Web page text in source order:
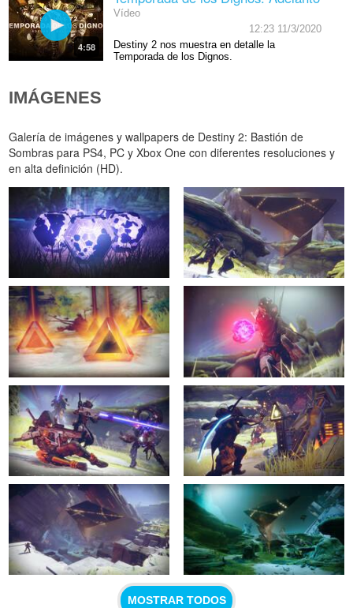
4:58
Vídeo
12:23 11/3/2020
Destiny 2 nos muestra en detalle la
Temporada de los Dignos.
IMÁGENES
Galería de imágenes y wallpapers de Destiny 2: Bastión de
Sombras para PS4, PC y Xbox One con diferentes resoluciones y
en alta definición (HD).
MOSTRAR TODOS